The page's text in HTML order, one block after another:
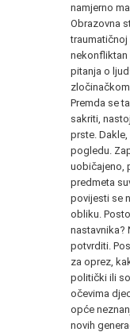
namjerno
Obrazovna
nekonfliktan
pitanja o
Premda se
sakriti,
prste.
pogledu.
uobičajeno,
predmeta
povijesti se
obliku.
nastavnika?
potvrditi.
za oprez,
politički ili
očevima
opće
novih